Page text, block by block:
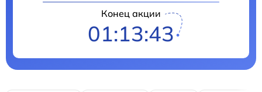
Конец акции
01:13:42